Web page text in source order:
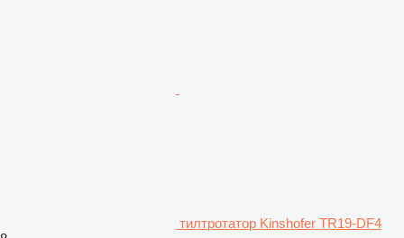
тилтротатор Kinshofer TR19-DF4